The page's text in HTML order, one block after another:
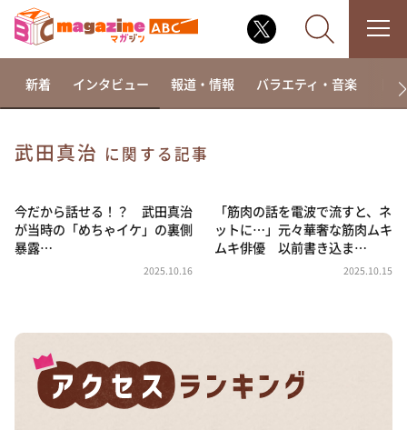
相席食堂
これ余談なんですけど・・・
～人生密着トークバラエティ！～ やすとものいたっ
河合＆A.B.C-Z塚田×福井アナ「なんでやねん！？」
（news おかえり）
DAIGOも台所 ～きょうの献立 何にする？～
新着 インタビュー 報道・情報 バラエティ・音楽 ド
武田真治 に関する記事
今だから話せる！？ 武田真治
が当時の「めちゃイケ」の裏側
暴露…
2025.10.16
「筋肉の話を電波で流すと、ネ
ットに…」元々華奢な筋肉ムキ
ムキ俳優 以前書き込ま…
2025.10.15